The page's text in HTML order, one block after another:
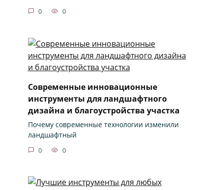
0 0
Современные инновационные
инструменты для ландшафтного
дизайна и благоустройства участка
Почему современные технологии изменили
ландшафтный
0 0